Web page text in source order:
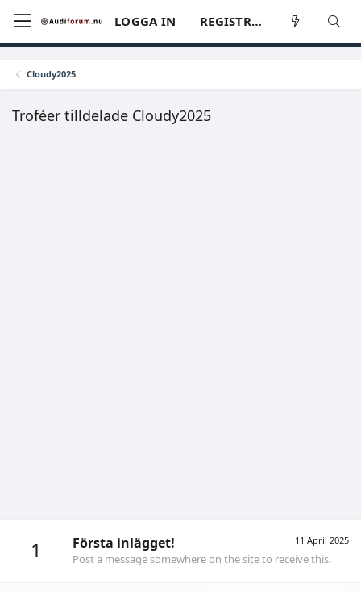
LOGGA IN REGISTRERA
Cloudy2025
Troféer tilldelade Cloudy2025
1 11 April 2025
Första inlägget!
Post a message somewhere on the site to receive this.